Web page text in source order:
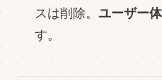
スは削除。 ユーザー
す。